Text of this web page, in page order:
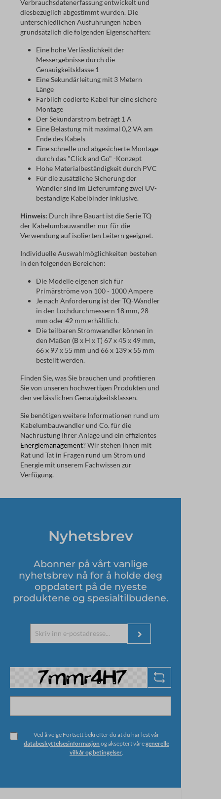
Verbrauchsdatenerfassung entwickelt und
diesbezüglich abgestimmt wurden. Die
unterschiedlichen Ausführungen haben
grundsätzlich die folgenden Eigenschaften:
Eine hohe Verlässlichkeit der
Messergebnisse durch die
Genauigkeitsklasse 1
Eine Sekundärleitung mit 3 Metern
Länge
Farblich codierte Kabel für eine sichere
Montage
Der Sekundärstrom beträgt 1 A
Eine Belastung mit maximal 0,2 VA am
Ende des Kabels
Eine schnelle und abgesicherte Montage
durch das "Click and Go" -Konzept
Hohe Materialbeständigkeit durch PVC
Für die zusätzliche Sicherung der
Wandler sind im Lieferumfang zwei UV-
beständige Kabelbinder inklusive.
Hinweis: Durch ihre Bauart ist die Serie TQ
der Kabelumbauwandler nur für die
Verwendung auf isolierten Leitern geeignet.
Individuelle Auswahlmöglichkeiten bestehen
in den folgenden Bereichen:
Die Modelle eigenen sich für
Primärströme von 100 - 1000 Ampere
Je nach Anforderung ist der TQ-Wandler
in den Lochdurchmessern 18 mm, 28
mm oder 42 mm erhältlich.
Die teilbaren Stromwandler können in
den Maßen (B x H x T) 67 x 45 x 49 mm,
66 x 97 x 55 mm und 66 x 139 x 55 mm
bestellt werden.
Finden Sie, was Sie brauchen und profitieren
Sie von unseren hochwertigen Produkten und
den verlässlichen Genauigkeitsklassen.
Sie benötigen weitere Informationen rund um
Kabelumbauwandler und Co. für die
Nachrüstung Ihrer Anlage und ein effizientes
Energiemanagement? Wir stehen Ihnen mit
Rat und Tat in Fragen rund um Strom und
Energie mit unserem Fachwissen zur
Verfügung.
Nyhetsbrev
Abonner på vårt vanlige
nyhetsbrev nå for å holde deg
oppdatert på de nyeste
produktene og spesialtilbudene.
Ved å velge Fortsett bekrefter du at du har lest vår
databeskyttelsesinformasjon og akseptert våregenerelle
vilkår og betingelser.